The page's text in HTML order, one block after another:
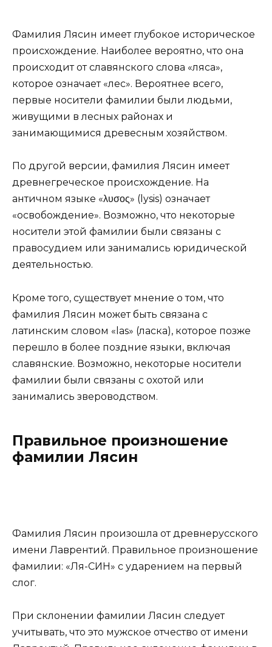
Фамилия Лясин имеет глубокое историческое
происхождение. Наиболее вероятно, что она
происходит от славянского слова «ляса»,
которое означает «лес». Вероятнее всего,
первые носители фамилии были людьми,
живущими в лесных районах и
занимающимися древесным хозяйством.
По другой версии, фамилия Лясин имеет
древнегреческое происхождение. На
античном языке «λυσος» (lysis) означает
«освобождение». Возможно, что некоторые
носители этой фамилии были связаны с
правосудием или занимались юридической
деятельностью.
Кроме того, существует мнение о том, что
фамилия Лясин может быть связана с
латинским словом «las» (ласка), которое позже
перешло в более поздние языки, включая
славянские. Возможно, некоторые носители
фамилии были связаны с охотой или
занимались звероводством.
Правильное произношение
фамилии Лясин
Фамилия Лясин произошла от древнерусского
имени Лаврентий. Правильное произношение
фамилии: «Ля-СИН» с ударением на первый
слог.
При склонении фамилии Лясин следует
учитывать, что это мужское отчество от имени